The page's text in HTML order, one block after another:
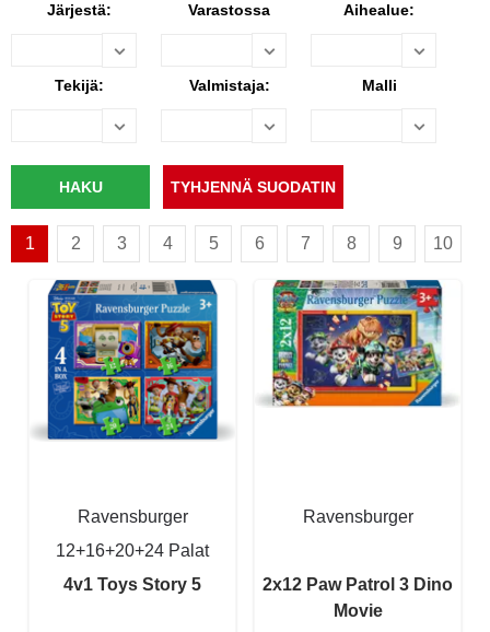
Järjestä: Varastossa Aihealue:
Tekijä: Valmistaja: Malli
1 2 3 4 5 6 7 8 9 10
Ravensburger
12+16+20+24 Palat
4v1 Toys Story 5
Ravensburger
2x12 Paw Patrol 3 Dino
Movie